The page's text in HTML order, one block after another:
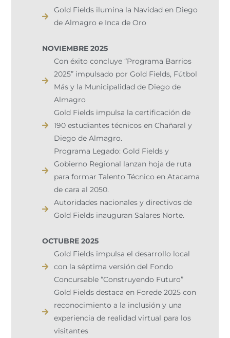
Gold Fields ilumina la Navidad en Diego
de Almagro e Inca de Oro​
NOVIEMBRE 2025
Con éxito concluye “Programa Barrios
2025” impulsado por Gold Fields, Fútbol
Más y la Municipalidad de Diego de
Almagro
Gold Fields impulsa la certificación de
190 estudiantes técnicos en Chañaral y
Diego de Almagro.
Programa Legado: Gold Fields y
Gobierno Regional lanzan hoja de ruta
para formar Talento Técnico en Atacama
de cara al 2050.
Autoridades nacionales y directivos de
Gold Fields inauguran Salares Norte.
OCTUBRE 2025
Gold Fields impulsa el desarrollo local
con la séptima versión del Fondo
Concursable “Construyendo Futuro”
Gold Fields destaca en Forede 2025 con
reconocimiento a la inclusión y una
experiencia de realidad virtual para los
visitantes